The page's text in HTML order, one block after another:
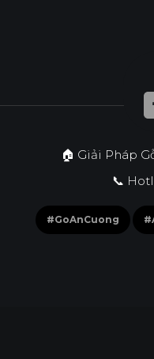
🏠 Giải Pháp
📞
#GoAnCuong